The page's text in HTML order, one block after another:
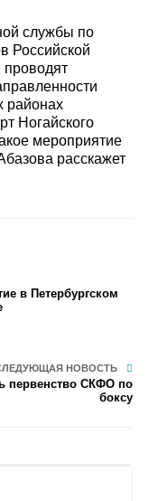
службы по
Российской
районах
Ногайского
мероприятие
расскажет
в Петербургском
НОВОСТЬ
первенство СКФО по
боксу